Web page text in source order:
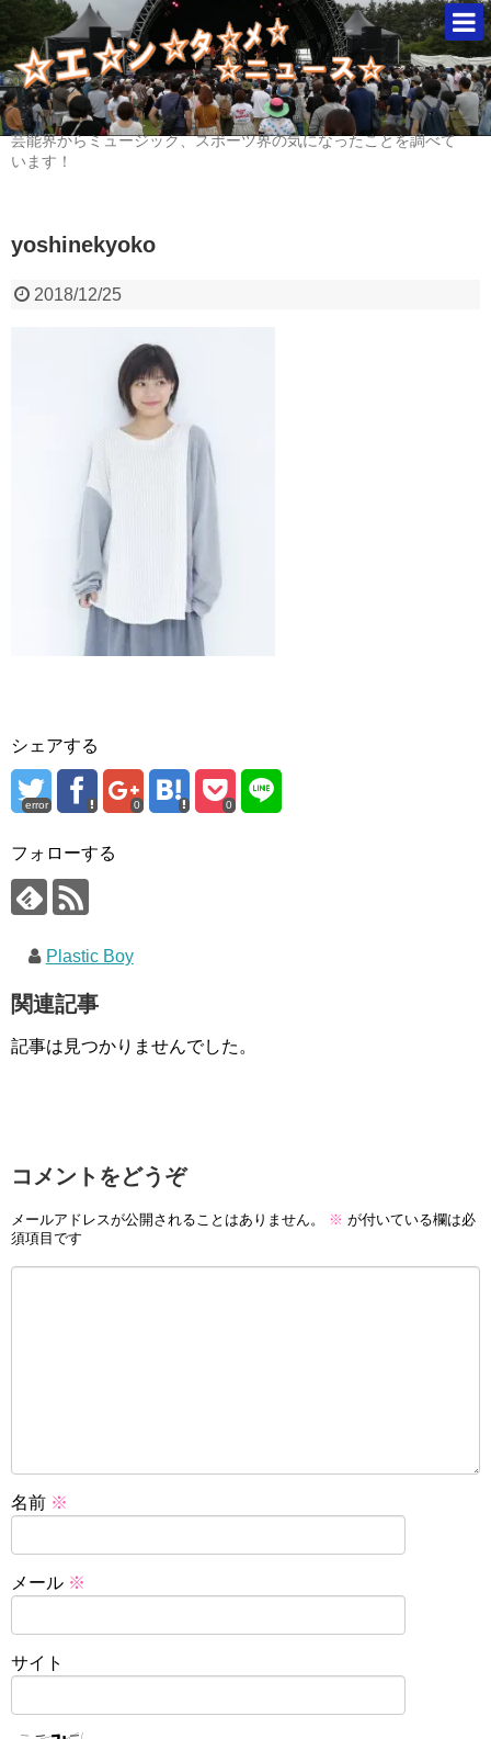
芸能界からミュージック、スポーツ界の気になったことを調べて
います！
yoshinekyoko
2018/12/25
シェアする
error 0 0
フォローする
Plastic Boy
関連記事
記事は見つかりませんでした。
コメントをどうぞ
メールアドレスが公開されることはありません。 ※ が付いている欄は必
須項目です
名前 ※
メール ※
サイト